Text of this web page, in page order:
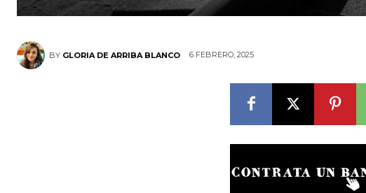
BY GLORIA DE ARRIBA BLANCO 6 FEBRERO, 2025